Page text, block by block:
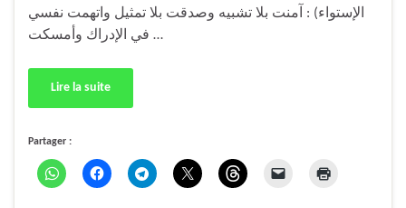
الإستواء) : آمنت بلا تشبيه وصدقت بلا تمثيل واتهمت نفسي
في الإدراك وأمسكت …
Lire la suite
Partager :